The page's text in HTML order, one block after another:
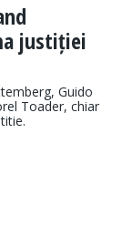
justiției
Guido
Toader, chiar